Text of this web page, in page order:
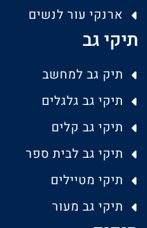
ארנקי עור לנשים
תיקי גב
תיק גב למחשב
תיקי גב גלגלים
תיקי גב קלים
תיקי גב לבית ספר
תיקי מטיילים
תיקי גב מעור